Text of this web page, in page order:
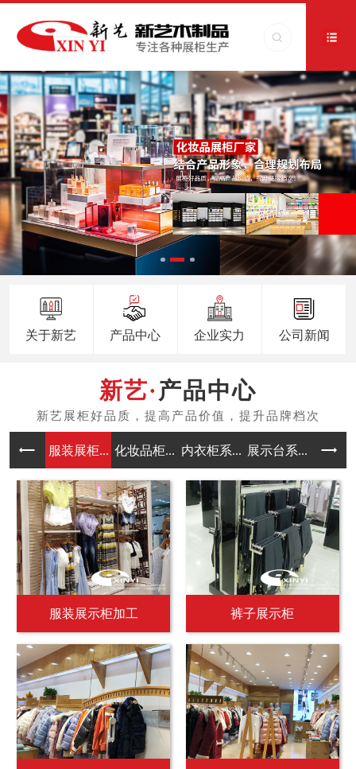
关于新艺 产品中心 企业实力 公司新闻
产品中心
服装展柜... 化妆品柜... 内衣柜系... 展示台系... 中岛
服装展示柜加工 裤子展示柜